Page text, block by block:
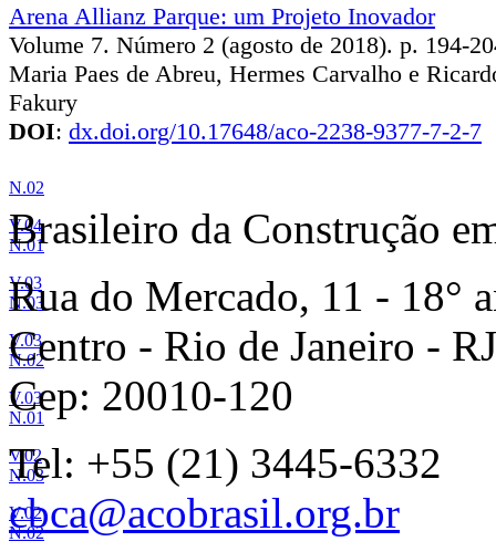
Arena Allianz Parque: um Projeto Inovador
Volume 7. Número 2 (agosto de 2018). p. 194-
Maria Paes de Abreu, Hermes Carvalho e
Fakury
DOI: dx.doi.org/10.17648/aco-2238-9377-7-2-7
N.02
V.04
N.01
V.03
N.03
V.03
N.02
V.03
N.01
V.02
N.03
V.02
N.02
Brasileiro da Construção
Rua do Mercado, 11 - 18°
Centro - Rio de Janeiro - RJ
Cep: 20010-120
Tel: +55 (21) 3445-6332
cbca@acobrasil.org.br